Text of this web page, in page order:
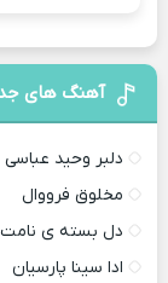
آهنگ های
دلبر وحید عباسی
مخلوق فرووال
دل بسته ی
ادا سینا پارسیان